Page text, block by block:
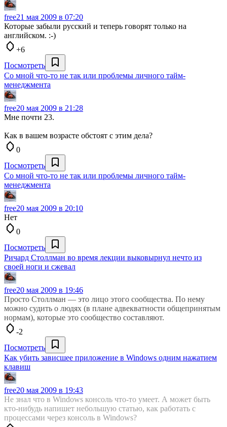
free21 мая 2009 в 07:20
Которые забыли русский и теперь говорят только на
английском. :-)
+6
Посмотреть
Со мной что-то не так или проблемы личного тайм-
менеджмента
free20 мая 2009 в 21:28
Мне почти 23.
Как в вашем возрасте обстоят с этим дела?
0
Посмотреть
Со мной что-то не так или проблемы личного тайм-
менеджмента
free20 мая 2009 в 20:10
Нет
0
Посмотреть
Ричард Столлман во время лекции выковырнул нечто из
своей ноги и сжевал
free20 мая 2009 в 19:46
Просто Столлман — это лицо этого сообщества. По нему
можно судить о людях (в плане адвекватности общепринятым
нормам), которые это сообщество составляют.
-2
Посмотреть
Как убить зависшее приложение в Windows одним нажатием
клавиш
free20 мая 2009 в 19:43
Не знал что в Windows консоль что-то умеет. А может быть
кто-нибудь напишет небольшую статью, как работать с
процессами через консоль в Windows?